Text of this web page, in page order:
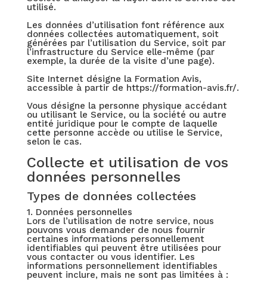
utilisé.
Les données d’utilisation font référence aux
données collectées automatiquement, soit
générées par l’utilisation du Service, soit par
l’infrastructure du Service elle-même (par
exemple, la durée de la visite d’une page).
Site Internet désigne la Formation Avis,
accessible à partir de https://formation-avis.fr/.
Vous désigne la personne physique accédant
ou utilisant le Service, ou la société ou autre
entité juridique pour le compte de laquelle
cette personne accède ou utilise le Service,
selon le cas.
Collecte et utilisation de vos
données personnelles
Types de données collectées
1. Données personnelles
Lors de l’utilisation de notre service, nous
pouvons vous demander de nous fournir
certaines informations personnellement
identifiables qui peuvent être utilisées pour
vous contacter ou vous identifier. Les
informations personnellement identifiables
peuvent inclure, mais ne sont pas limitées à :